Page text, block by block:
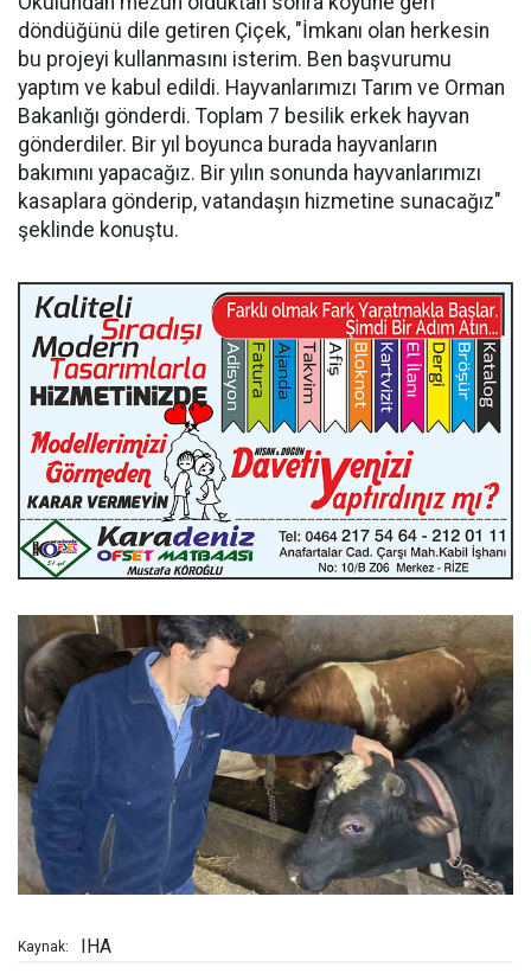
döndüğünü dile getiren Çiçek, "İmkanı olan herkesin
bu projeyi kullanmasını isterim. Ben başvurumu
yaptım ve kabul edildi. Hayvanlarımızı Tarım ve Orman
Bakanlığı gönderdi. Toplam 7 besilik erkek hayvan
gönderdiler. Bir yıl boyunca burada hayvanların
bakımını yapacağız. Bir yılın sonunda hayvanlarımızı
kasaplara gönderip, vatandaşın hizmetine sunacağız"
şeklinde konuştu.
Kaynak: IHA